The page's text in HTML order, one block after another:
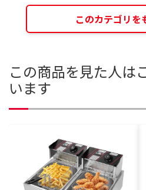
このカテゴリを
この商品を見た人は
います